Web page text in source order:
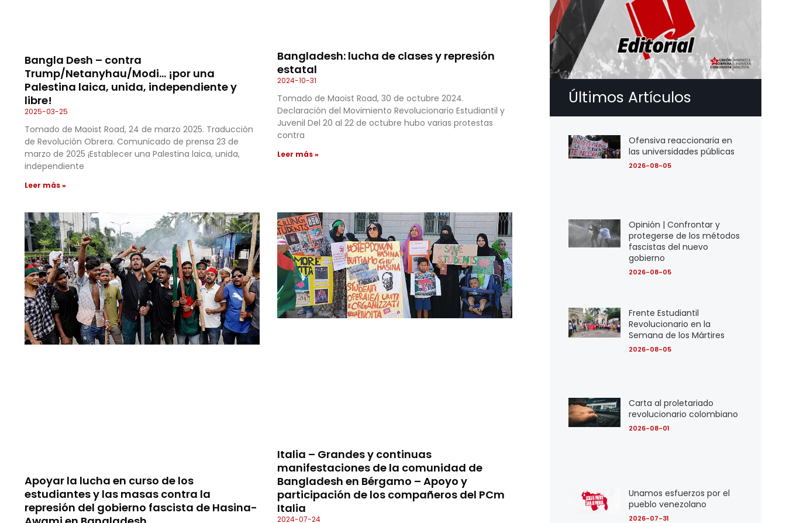
Bangla Desh – contra
Trump/Netanyhau/Modi… ¡por una
Palestina laica, unida, independiente y
libre!
2025-03-25
Tomado de Maoist Road, 24 de marzo 2025. Traducción
de Revolución Obrera. Comunicado de prensa 23 de
marzo de 2025 ¡Establecer una Palestina laica, unida,
independiente
Leer más »
Bangladesh: lucha de clases y represión
estatal
2024-10-31
Tomado de Maoist Road, 30 de octubre 2024.
Declaración del Movimiento Revolucionario Estudiantil y
Juvenil Del 20 al 22 de octubre hubo varias protestas
contra
Leer más »
Apoyar la lucha en curso de los
estudiantes y las masas contra la
represión del gobierno fascista de Hasina-
Italia – Grandes y continuas
manifestaciones de la comunidad de
Bangladesh en Bérgamo – Apoyo y
participación de los compañeros del PCm
Italia
2024-07-24
Últimos Artículos
Ofensiva reaccionaria en
las universidades públicas
2026-08-05
Opinión | Confrontar y
protegerse de los métodos
fascistas del nuevo
gobierno
2026-08-05
Frente Estudiantil
Revolucionario en la
Semana de los Mártires
2026-08-05
Carta al proletariado
revolucionario colombiano
2026-08-01
Unamos esfuerzos por el
pueblo venezolano
2026-07-31